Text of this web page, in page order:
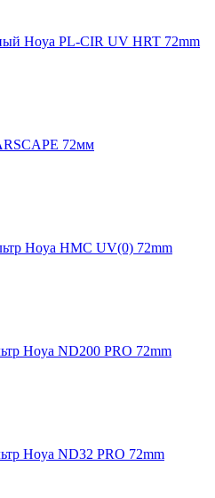
Hoya PL-CIR UV HRT 72mm
72мм
Hoya HMC UV(0) 72mm
Hoya ND200 PRO 72mm
Hoya ND32 PRO 72mm